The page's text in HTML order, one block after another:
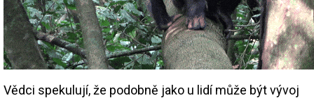
Vědci spekulují, že podobně jako u lidí může být vývoj